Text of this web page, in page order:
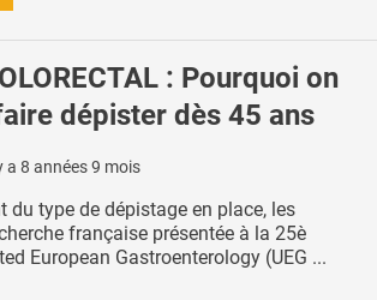
: Pourquoi on
dépister dès 45 ans
a 8 années 9 mois
du type de dépistage en place, les
française présentée à la 25è
European Gastroenterology (UEG ...